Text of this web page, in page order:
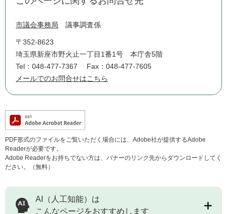
市議会事務局 議事調査係
〒352-8623
埼玉県新座市野火止一丁目1番1号 本庁舎5階
Tel：048-477-7367
Fax：048-477-7605
メールでのお問合せはこちら
PDF形式のファイルをご覧いただく場合には、Adobe社が提供するAdobe
Readerが必要です。
Adobe Readerをお持ちでない方は、バナーのリンク先からダウンロードしてく
ださい。（無料）
AI（人工知能）は
こんなページをおすすめします